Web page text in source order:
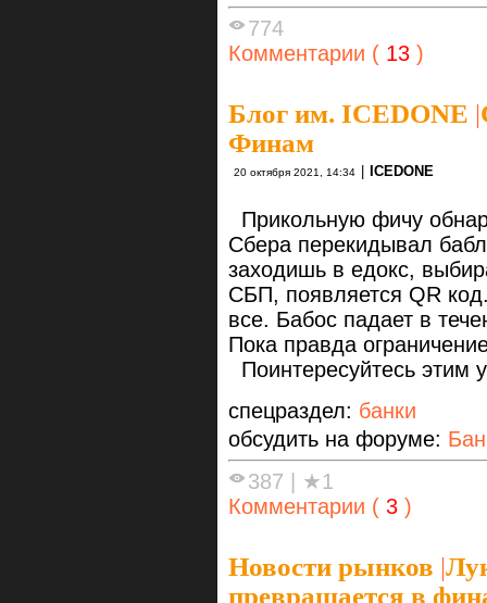
774
Комментарии ( 13 )
Блог им. ICEDONE |
Финам
20 октября 2021, 14:34 ICEDONE
Прикольную фичу
Сбера перекидывал
заходишь в едокс,
СБП, появляется QR
все. Бабос падает в
Пока правда
Поинтересуйтесь этим
спецраздел: банки
обсудить на форуме:
387
★1
Комментарии ( 3 )
Новости рынков |
превращается в